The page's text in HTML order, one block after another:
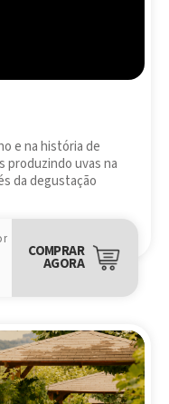
e na história de
produzindo uvas na
da degustação
COMPRAR
AGORA